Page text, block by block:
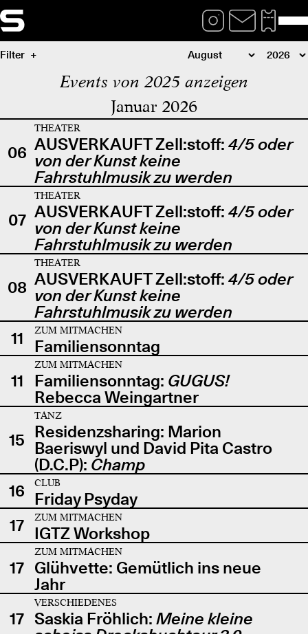
Filter
Events von 2025 anzeigen
Januar 2026
06
THEATER
AUSVERKAUFT Zell:stoff: 4/5 oder
von der Kunst keine
Fahrstuhlmusik zu werden
07
THEATER
AUSVERKAUFT Zell:stoff: 4/5 oder
von der Kunst keine
Fahrstuhlmusik zu werden
08
THEATER
AUSVERKAUFT Zell:stoff: 4/5 oder
von der Kunst keine
Fahrstuhlmusik zu werden
11
ZUM MITMACHEN
Familiensonntag
11
ZUM MITMACHEN
Familiensonntag: GUGUS!
Rebecca Weingartner
15
TANZ
Residenzsharing: Marion
Baeriswyl und David Pita Castro
(D.C.P): Champ
16
CLUB
Friday Psyday
17
ZUM MITMACHEN
IGTZ Workshop
17
ZUM MITMACHEN
Glühvette: Gemütlich ins neue
Jahr
17
VERSCHIEDENES
Saskia Fröhlich: Meine kleine